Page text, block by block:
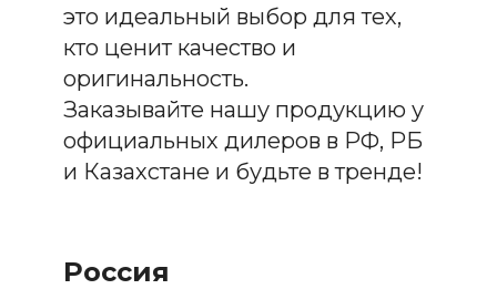
это идеальный выбор для тех,
кто ценит качество и
оригинальность.
Заказывайте нашу продукцию у
официальных дилеров в РФ, РБ
и Казахстане и будьте в тренде!
Россия